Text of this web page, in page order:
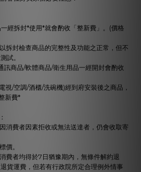
經拆封*使用*就會酌收「整新費」。 (價格
拆封檢查商品的完整性及功能之正常，但不
試。
訊商品/軟體商品/衛生用品一經開封會酌收
視/空調/酒櫃/洗碗機)經到府安裝後之商品，
新費*
消費者因素拒收或無法送達者，仍會收取寄
價。
費者均得於7日猶豫期內，無條件解約退
貨運費，但若有行政院所定合理例外情事